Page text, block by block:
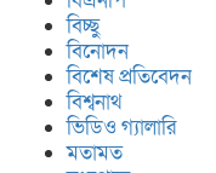
বিচ্ছু
বিনোদন
বিশেষ প্রতিবেদন
বিশ্বনাথ
ভিডিও গ্যালারি
মতামত